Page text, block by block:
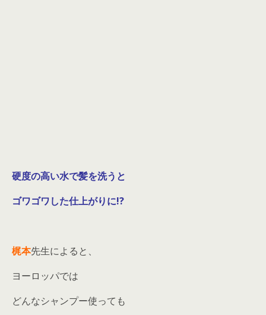
硬度の高い水で髪を洗うと
ゴワゴワした仕上がりに!?
梶本先生によると、
ヨーロッパでは
どんなシャンプー使っても